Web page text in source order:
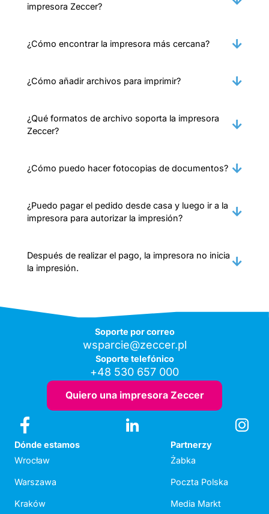
impresora Zeccer?
¿Cómo encontrar la impresora más cercana?
¿Cómo añadir archivos para imprimir?
¿Qué formatos de archivo soporta la impresora
Zeccer?
¿Cómo puedo hacer fotocopias de documentos?
¿Puedo pagar el pedido desde casa y luego ir a la
impresora para autorizar la impresión?
Después de realizar el pago, la impresora no inicia
la impresión.
Soporte por correo
wsparcie@zeccer.pl
Soporte telefónico
+48 530 657 000
Quiero una impresora Zeccer
Dónde estamos
Wrocław
Warszawa
Kraków
Partnerzy
Żabka
Poczta Polska
Media Markt